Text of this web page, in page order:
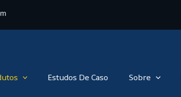
Estudos De Caso Sobre